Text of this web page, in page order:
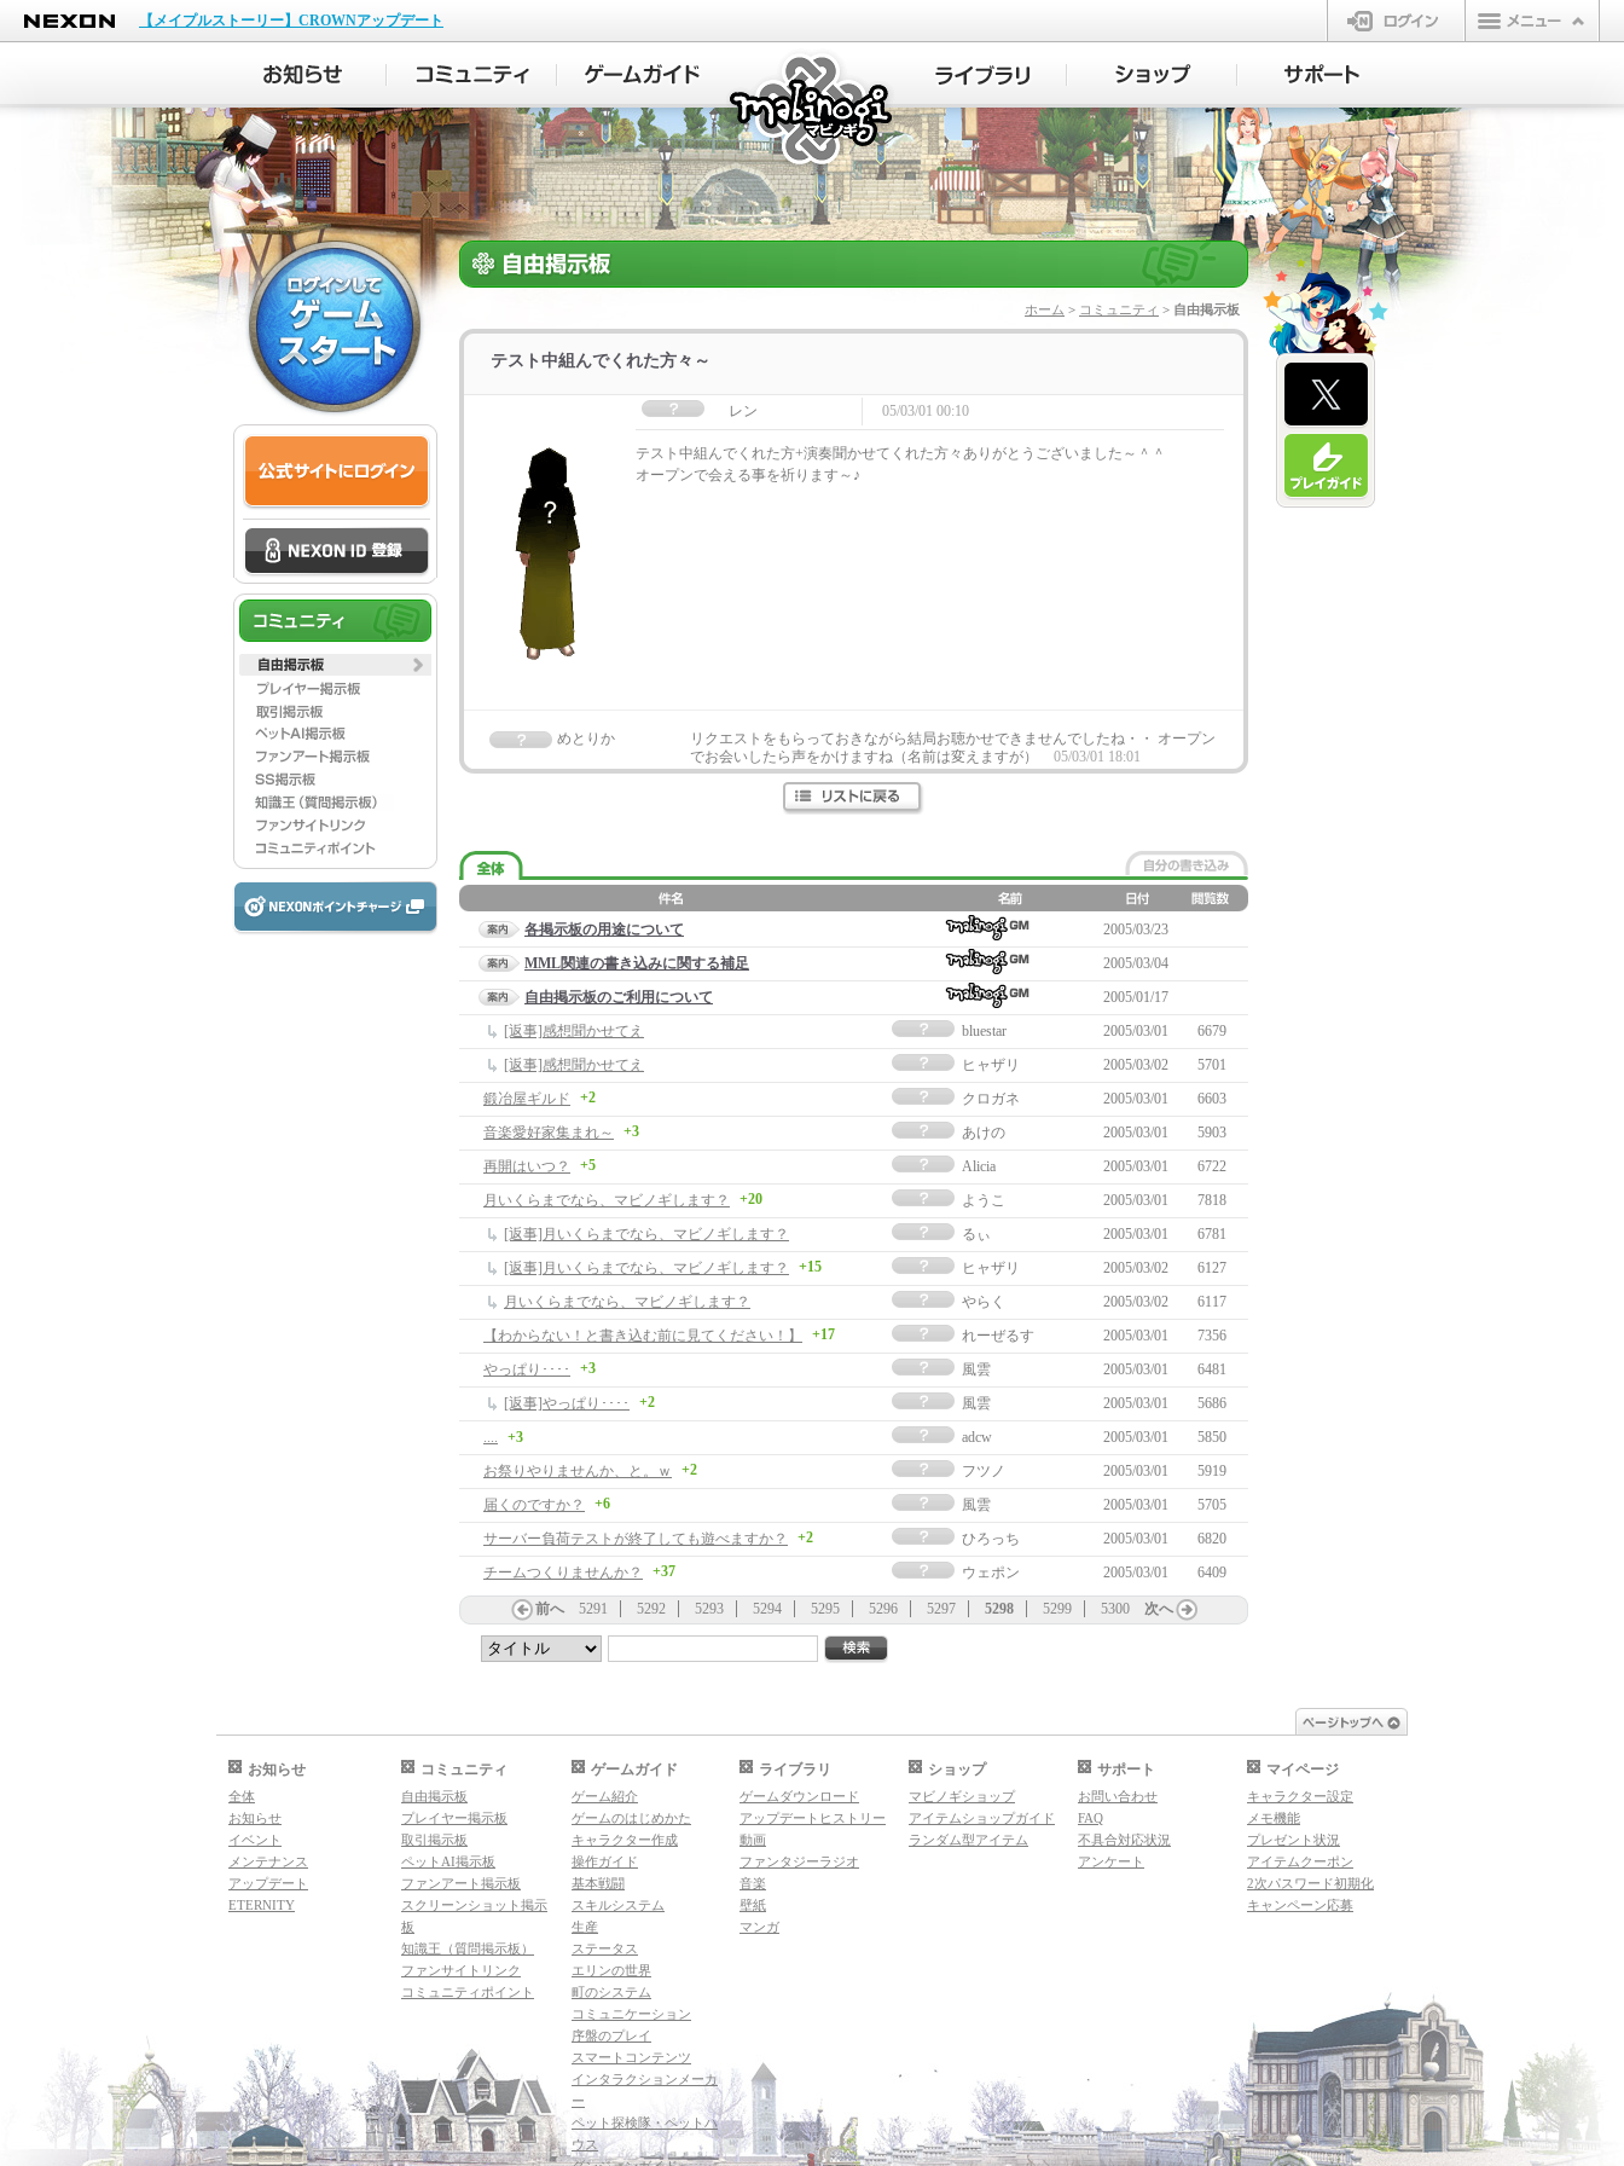
NEXON
【メイプルストーリー】CROWNアップデート
ログイン
マビノギ
ホーム > コミュニティ > 自由掲示板
テスト中組んでくれた方々～
レン 05/03/01 00:10
テスト中組んでくれた方+演奏聞かせてくれた方々ありがとうございました～＾＾
オープンで会える事を祈ります～♪
めとりか
リクエストをもらっておきながら結局お聴かせできませんでしたね・・ オープン
でお会いしたら声をかけますね（名前は変えますが）
05/03/01 18:01
各掲示板の用途について
2005/03/23
MML関連の書き込みに関する補足
2005/03/04
自由掲示板のご利用について
2005/01/17
[返事]感想聞かせてえ
bluestar 2005/03/01
6679
[返事]感想聞かせてえ
ヒャザリ 2005/03/02
5701
鍛冶屋ギルド
+2 クロガネ 2005/03/01
6603
音楽愛好家集まれ～
+3 あけの 2005/03/01
5903
再開はいつ？
+5 Alicia 2005/03/01
6722
月いくらまでなら、マビノギします？
+20 ようこ 2005/03/01
7818
[返事]月いくらまでなら、マビノギします？
るぃ 2005/03/01
6781
[返事]月いくらまでなら、マビノギします？
+15 ヒャザリ 2005/03/02
6127
月いくらまでなら、マビノギします？
やらく 2005/03/02
6117
【わからない！と書き込む前に見てください！】
+17 れーぜるす 2005/03/01
7356
やっぱり････
+3 風雲 2005/03/01
6481
[返事]やっぱり････
+2 風雲 2005/03/01
5686
....
+3 adcw 2005/03/01
5850
お祭りやりませんか、と。ｗ
+2 フツノ 2005/03/01
5919
届くのですか？
+6 風雲 2005/03/01
5705
サーバー負荷テストが終了しても遊べますか？
+2 ひろっち 2005/03/01
6820
チームつくりませんか？
+37 ウェポン 2005/03/01 6409
前へ 5291 5292 5293 5294 5295 5296 5297 5298 5299 5300 次へ
お知らせ
全体
お知らせ
イベント
メンテナンス
アップデート
ETERNITY
コミュニティ
自由掲示板
プレイヤー掲示板
取引掲示板
ペットAI掲示板
ファンアート掲示板
スクリーンショット掲示
板
知識王（質問掲示板）
ファンサイトリンク
コミュニティポイント
ゲームガイド
ゲーム紹介
ゲームのはじめかた
キャラクター作成
操作ガイド
基本戦闘
スキルシステム
生産
ステータス
エリンの世界
町のシステム
コミュニケーション
序盤のプレイ
スマートコンテンツ
インタラクションメーカ
ー
ペット探検隊・ペットハ
ウス
ライブラリ
ゲームダウンロード
アップデートヒストリー
動画
ファンタジーラジオ
音楽
壁紙
マンガ
ショップ
マビノギショップ
アイテムショップガイド
ランダム型アイテム
サポート
お問い合わせ
FAQ
不具合対応状況
アンケート
マイページ
キャラクター設定
メモ機能
プレゼント状況
アイテムクーポン
2次パスワード初期化
キャンペーン応募